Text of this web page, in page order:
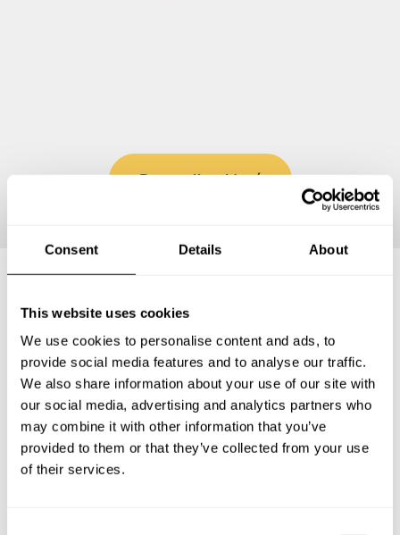
Consent Details About
This website uses cookies
We use cookies to personalise content and ads, to
provide social media features and to analyse our traffic.
We also share information about your use of our site with
our social media, advertising and analytics partners who
may combine it with other information that you’ve
provided to them or that they’ve collected from your use
of their services.
Personalizar Menú
Preguntas frecuentes
Estas son las preguntas más frecuentes sobre Chef a
Domicilio en San Miguel el Alto.
¿Qué incluye un servicio de Chef a Domicilio en San